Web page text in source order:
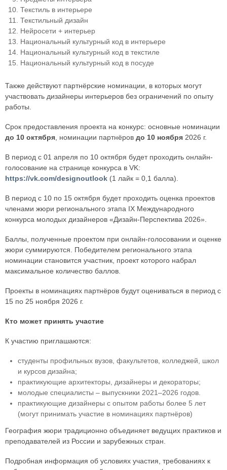
Текстиль в интерьере
Текстильный дизайн
Нейросети + интерьер
Национальный культурный код в интерьере
Национальный культурный код в текстиле
Национальный культурный код в посуде
Также действуют партнёрские номинации, в которых могут
участвовать дизайнеры интерьеров без ограничений по опыту
работы.
Срок предоставления проекта на конкурс: основные номинации
до 10 октября , номинации партнёров до 10 ноября 2026 г.
В период с 01 апреля по 10 октября будет проходить онлайн-
голосование на странице конкурса в VK:
https://vk.com/designoutlook (1 лайк = 0,1 балла).
В период с 10 по 15 октября будет проходить оценка проектов
членами жюри регионального этапа IX Международного
конкурса молодых дизайнеров «Дизайн-Перспектива 2026».
Баллы, полученные проектом при онлайн-голосовании и оценке
жюри суммируются. Победителем регионального этапа
номинации становится участник, проект которого набрал
максимальное количество баллов.
Проекты в номинациях партнёров будут оцениваться в период с
15 по 25 ноября 2026 г.
Кто может принять участие
К участию приглашаются:
студенты профильных вузов, факультетов, колледжей, школ
и курсов дизайна;
практикующие архитекторы, дизайнеры и декораторы;
молодые специалисты – выпускники 2021–2026 годов.
практикующие дизайнеры с опытом работы более 5 лет
(могут принимать участие в номинациях партнёров)
География жюри традиционно объединяет ведущих практиков и
преподавателей из России и зарубежных стран.
Подробная информация об условиях участия, требованиях к